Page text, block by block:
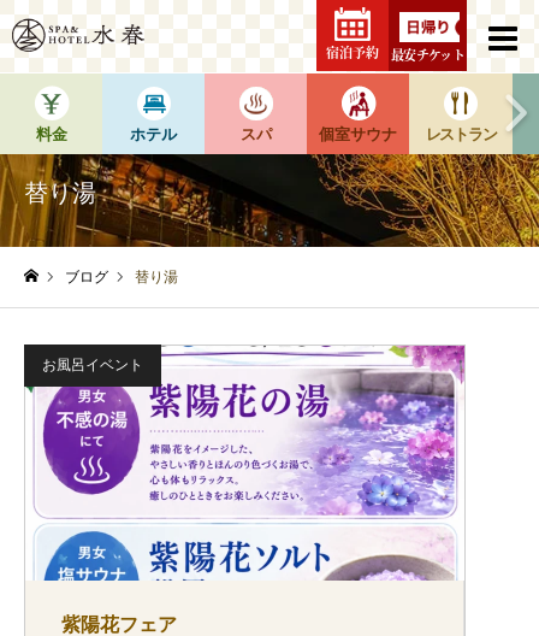
最安チケット
宿泊予約
料金 ホテル スパ 個室サウナ レストラン
替り湯
ブログ 替り湯
お風呂イベント
紫陽花フェア